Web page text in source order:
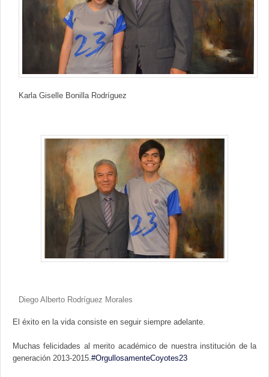
Contacto
Karla Giselle Bonilla Rodríguez
Diego Alberto Rodríguez Morales
El éxito en la vida consiste en seguir siempre adelante.
Muchas felicidades al merito académico de nuestra institución de la
generación 2013-2015.‪#‎OrgullosamenteCoyotes23‬